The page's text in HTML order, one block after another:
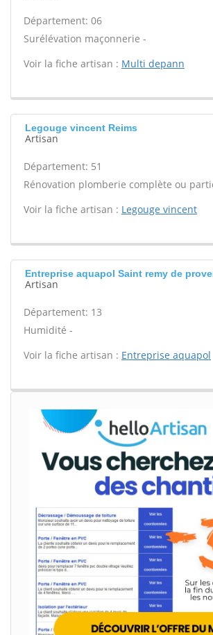
Département: 06
Surélévation maçonnerie -
Voir la fiche artisan : Multi depann
Legouge vincent Reims
Artisan
Département: 51
Rénovation plomberie complète ou
Voir la fiche artisan : Legouge vincent
Entreprise aquapol Saint remy de
Artisan
Département: 13
Humidité -
Voir la fiche artisan : Entreprise aquapol